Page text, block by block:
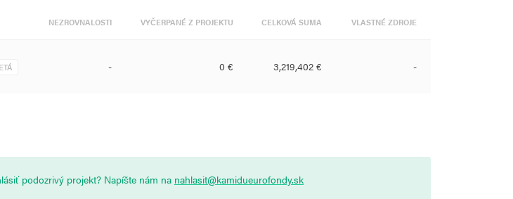
NEZROVNALOSTI VYČERPANÉ Z PROJEKTU CELKOVÁ SUMA VLASTNÉ ZDROJE
- 0 € 3,219,402 € -
podozrivý projekt? Napíšte nám na nahlasit@kamidueurofondy.sk